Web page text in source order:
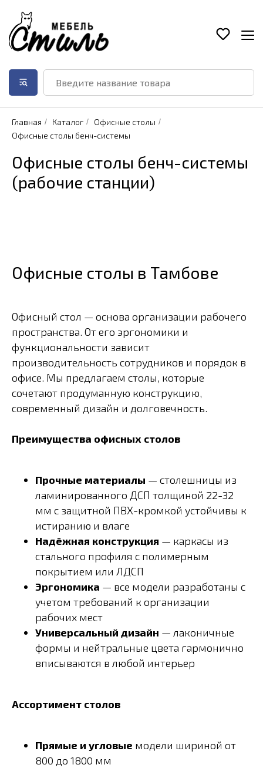
Главная / Каталог / Офисные столы /
Офисные столы бенч-системы
Офисные столы бенч-системы
(рабочие станции)
Офисные столы в Тамбове
Офисный стол — основа организации рабочего
пространства. От его эргономики и
функциональности зависит
производительность сотрудников и порядок в
офисе. Мы предлагаем столы, которые
сочетают продуманную конструкцию,
современный дизайн и долговечность.
Преимущества офисных столов
Прочные материалы — столешницы из
ламинированного ДСП толщиной 22-32
мм с защитной ПВХ-кромкой устойчивы к
истиранию и влаге
Надёжная конструкция — каркасы из
стального профиля с полимерным
покрытием или ЛДСП
Эргономика — все модели разработаны с
учетом требований к организации
рабочих мест
Универсальный дизайн — лаконичные
формы и нейтральные цвета гармонично
вписываются в любой интерьер
Ассортимент столов
Прямые и угловые модели шириной от
800 до 1800 мм